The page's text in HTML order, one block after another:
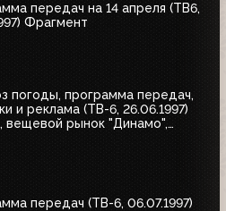
передач на 14 апреля (ТВ6,
Фрагмент
погоды, программа передач,
и реклама (ТВ-6, 26.06.1997)
вещевой рынок "Динамо",
передач (ТВ-6, 06.07.1997)